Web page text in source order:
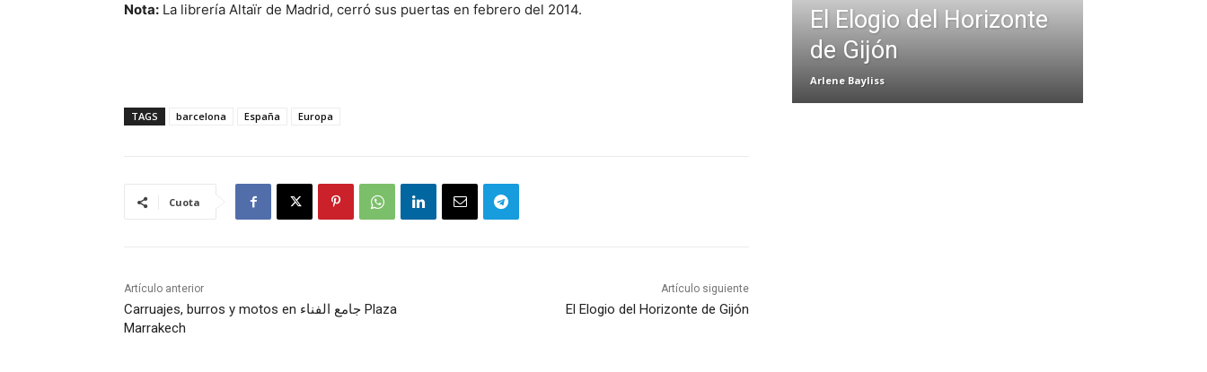
Nota: La librería Altaïr de Madrid, cerró sus puertas en febrero del 2014.
TAGS barcelona España Europa
Cuota
Artículo anterior
Carruajes, burros y motos en جامع الفناء Plaza
Marrakech
Artículo siguiente
El Elogio del Horizonte de Gijón
El Elogio del Horizonte
de Gijón
Arlene Bayliss